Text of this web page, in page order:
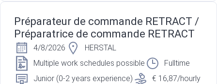
gnez une entreprise dynamique et mettez votre expertis
e technique au service d’un environnement de travail sti
mulant.
Préparateur de commande RETRACT /
Préparatrice de commande RETRACT
4/8/2026
HERSTAL
Multiple work schedules possible
Fulltime
Junior (0-2 years experience)
€ 16,87/hourly